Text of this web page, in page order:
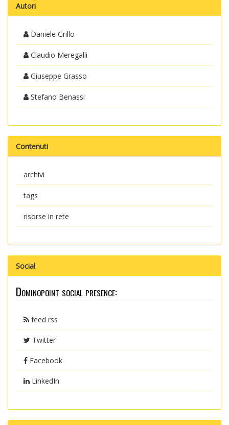
Autori
Daniele Grillo
Claudio Meregalli
Giuseppe Grasso
Stefano Benassi
Contenuti
archivi
tags
risorse in rete
Social
Dominopoint social presence:
feed rss
Twitter
Facebook
LinkedIn